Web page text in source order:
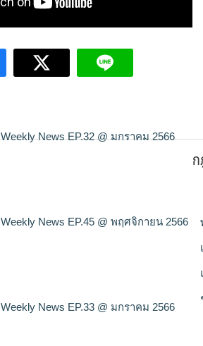
Weekly News EP.32 @ มกราคม 2566
Weekly News EP.45 @ พฤศจิกายน 2566
Weekly News EP.33 @ มกราคม 2566